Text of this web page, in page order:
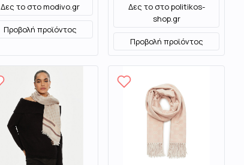
Δες το στοmodivo.gr
Προβολή προϊόντος
Δες το στοpolitikos-
shop.gr
Προβολή προϊόντος